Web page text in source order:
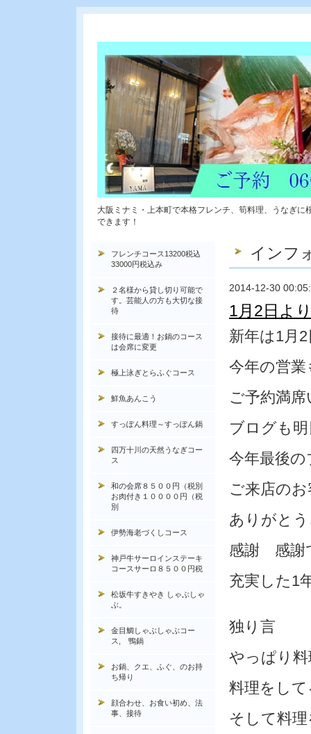
大阪ミナミ・上本町で本格フレンチ、筍料理、うなぎ
できます！
インフ
2014-12-30
1月2日よ
新年は1月
今年の営
ご予約満
ブログも
今年最後
ご来店の
ありがと
感謝 感謝
充実した1
独り言
やっぱり
料理をし
そして料
フレンチコース13200税込
33000円税込み
２名様から貸し切り可能で
す。芸能人の方も大切な接
待
接待に最適！お鍋のコース
は会席に変更
極上泳ぎとらふぐコース
鮮魚あんこう
すっぽん料理～すっぽん鍋
四万十川の天然うなぎコー
ス
和の会席８５００円（税別
お肉付き１００００円（税
別
伊勢海老づくしコース
神戸牛サーロインステーキ
コースサーロ８５００円税
松坂牛すきやき しゃぶしゃ
ぶ。
金目鯛しゃぶしゃぶコー
ス, 鴨鍋
お鍋、クエ、ふぐ、のお持
ち帰り
顔合わせ、お食い初め、法
事、接待